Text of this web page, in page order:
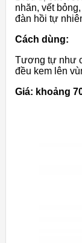
nhăn, vết
đàn hồi tự
Cách dùng:
Tương tự như
đều kem lên
Giá: khoảng